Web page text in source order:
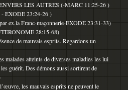
LES AUTRES (-MARC 11:25-26 )
EXODE 23:24-26 )
ex.la Franc-maçonnerie-EXODE 23:31-33)
28:15-68)
de mauvais esprits. Regardons un
malades atteints de diverses maladies les lui
guérit. Des démons aussi sortirent de
les mauvais esprits ne peuvent le